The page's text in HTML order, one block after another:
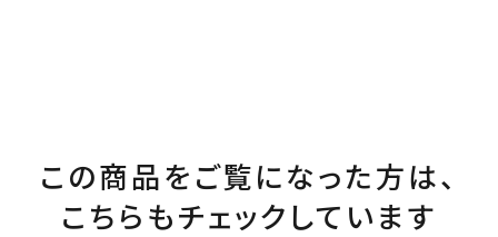
この商品をご覧になった方は、
こちらもチェックしています